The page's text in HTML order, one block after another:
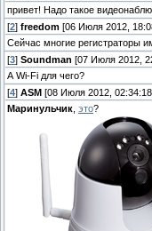
привет! Надо такое
[2] freedom [06 Июля 2012,
Сейчас многие регистраторы
[3] Soundman [07 Июля 2012,
А Wi-Fi для чего?
[4] ASM [08 Июля 2012,
Маринульчик это?